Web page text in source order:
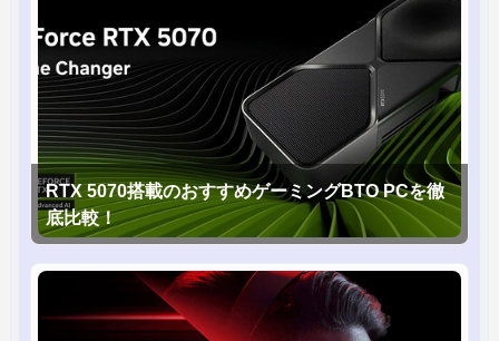
RTX 5070搭載のおすすめゲーミングBTO PCを徹
底比較！